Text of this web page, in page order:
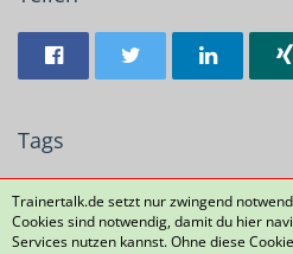
Tags
Junioren Spielbetrieb 6
Nachwuchsförderung
Trainertalk.de setzt nur zwingend
Cookies sind notwendig, damit du hier
Services nutzen kannst. Ohne diese